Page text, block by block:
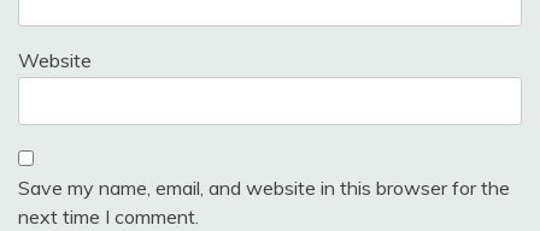
Website
Save my name, email, and website in this browser for the
next time I comment.